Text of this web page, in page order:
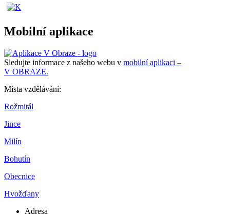
Mobilní aplikace
Sledujte informace z našeho webu v mobilní aplikaci –
V OBRAZE.
Místa vzdělávání:
Rožmitál
Jince
Milín
Bohutín
Obecnice
Hvožďany
Adresa